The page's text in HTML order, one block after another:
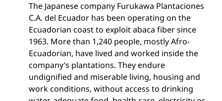
s
e
c
t
i
n
The Japanese company Furukawa Plantaciones
C.A. del Ecuador has been operating on the
Ecuadorian coast to exploit abaca fiber since
1963. More than 1,240 people, mostly Afro-
Ecuadorian, have lived and worked inside the
company’s plantations. They endure
undignified and miserable living, housing and
work conditions, without access to drinking